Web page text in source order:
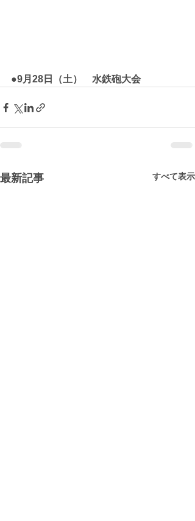
●9月28日（土）　水鉄砲大会
最新記事 すべて表示